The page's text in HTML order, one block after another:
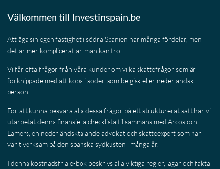
Välkommen till Investinspain.be
Att äga sin egen fastighet i södra Spanien har många fördelar, men
det är mer komplicerat än man kan tro.
Vi får ofta frågor från våra kunder om vilka skattefrågor som är
förknippade med att köpa i söder, som belgisk eller nederländsk
person.
För att kunna besvara alla dessa frågor på ett strukturerat sätt har vi
utarbetat denna finansiella checklista tillsammans med Arcos och
Lamers, en nederländsktalande advokat och skatteexpert som har
varit verksam på den spanska sydkusten i många år.
I denna kostnadsfria e-bok beskrivs alla viktiga regler, lagar och fakta